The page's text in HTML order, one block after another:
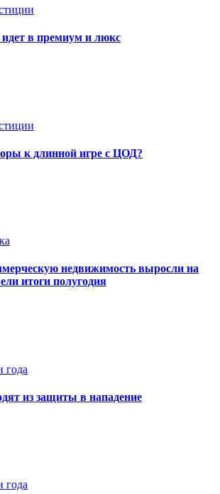
в премиум и люкс
к длинной игре с ЦОД?
недвижимость выросли на
итоги полугодия
года
из защиты в нападение
года